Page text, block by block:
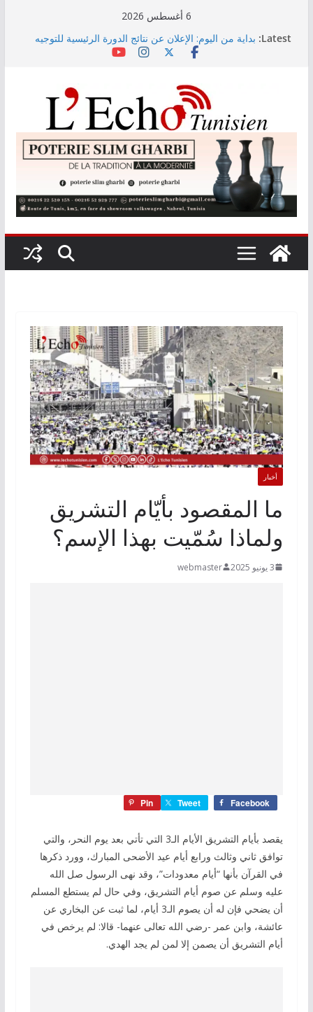
6 أغسطس 2026
Latest: بداية من اليوم: الإعلان عن نتائج الدورة الرئيسية للتوجيه
الجامعي عبر الإرساليات القصيرة
رئيس الجمهورية يُشــدد على أن حقّ الدّولة في استرجاع
أموال الشّعب التونسي لن يسقط بالتّقادم
خلال شهر جويلية 2026
خبير في التربية السيبرانية يحذّر من مخاطر توجيه الذكاء
الاصطناعي التوليدي لتفاعلات المستخدمين
أخبار
ما المقصود بأيّام التشريق
ولماذا سُمّيت بهذا الإسم؟
3 يونيو 2025 webmaster
Facebook
Tweet
Pin
يقصد بأيام التشريق الأيام الـ3 التي تأتي بعد يوم النحر، والتي
توافق ثاني وثالث ورابع أيام عيد الأضحى المبارك، وورد ذكرها
في القرآن بأنها “أيام معدودات”، وقد نهى الرسول صل الله
عليه وسلم عن صوم أيام التشريق، وفي حال لم يستطع المسلم
أن يضحي فإن له أن يصوم الـ3 أيام، لما ثبت عن البخاري عن
عائشة، وابن عمر -رضي الله تعالى عنهما- قالا: لم يرخص في
أيام التشريق أن يصمن إلا لمن لم يجد الهدي.